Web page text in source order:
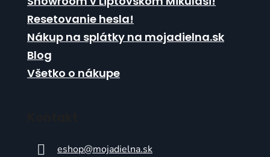
Resetovanie hesla!
Nákup na splátky na mojadielna.sk
Blog
Všetko o nákupe
eshop@mojadielna.sk